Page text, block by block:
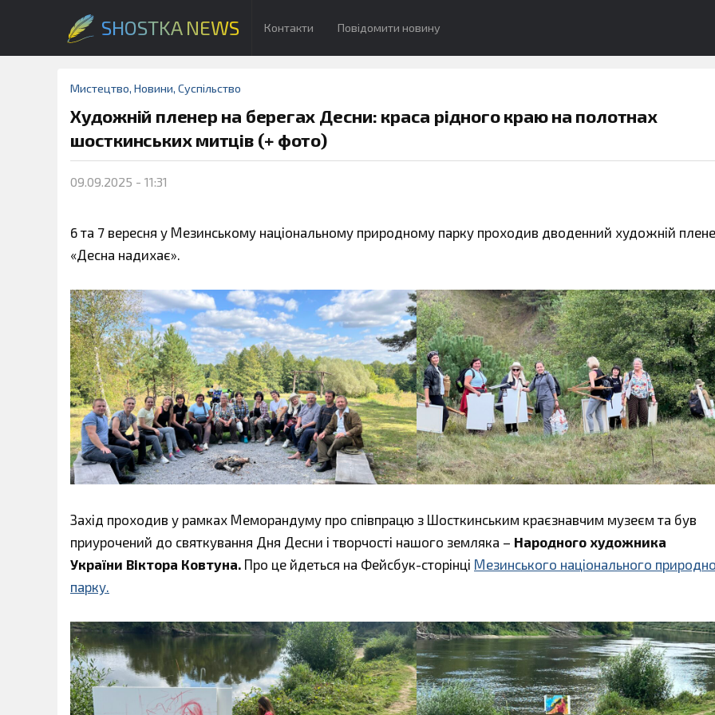
SHOSTKA NEWS Контакти Повідомити новину
Мистецтво, Новини, Суспільство
Художній пленер на берегах Десни: краса рідного краю на полотнах
шосткинських митців (+ фото)
09.09.2025 - 11:31
6 та 7 вересня у Мезинському національному природному парку проходив дводенний художній
«Десна надихає».
Захід проходив у рамках Меморандуму про співпрацю з Шосткинським краєзнавчим музеєм та був
приурочений до святкування Дня Десни і творчості нашого земляка – Народного художника
України Віктора Ковтуна. Про це йдеться на Фейсбук-сторінці Мезинського національного
парку.